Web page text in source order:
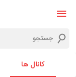
کانال ها